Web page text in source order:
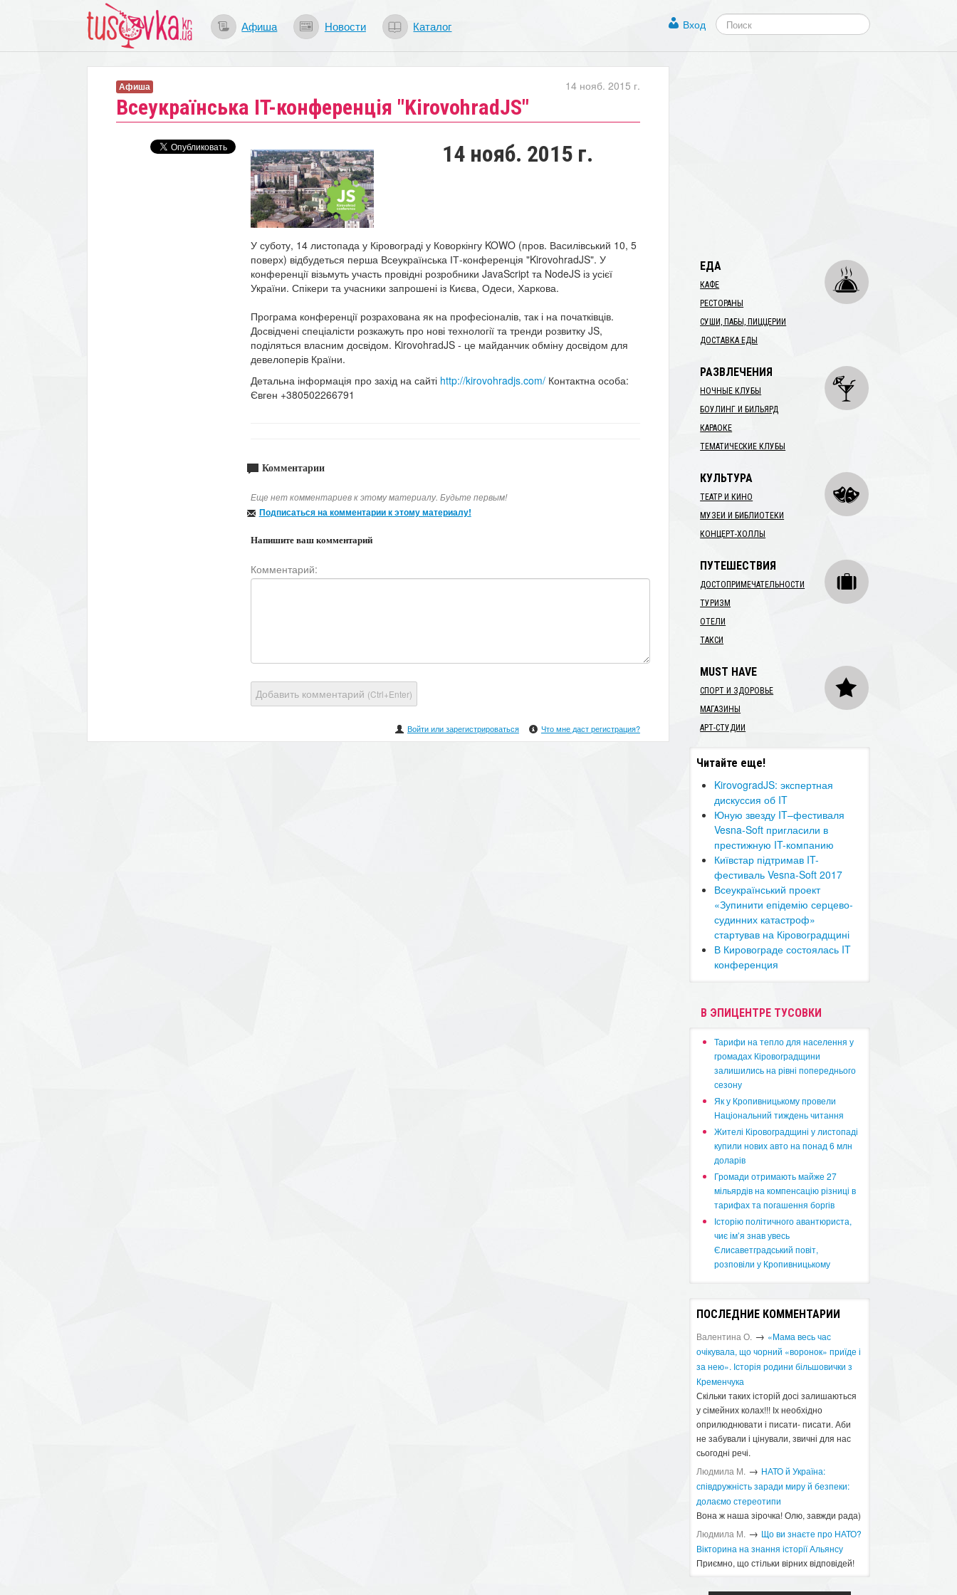
Афиша Новости Каталог Вход
Всеукраїнська IT-конференція "KirovohradJS"
14 нояб. 2015 г.
Афиша
14 нояб. 2015 г.
У суботу, 14 листопада у Кіровограді у Коворкінгу KOWO (пров. Василівський 10, 5
поверх) відбудеться перша Всеукраїнська ІТ-конференція "KirovohradJS". У
конференції візьмуть участь провідні розробники JavaScript та NodeJS із усієї
України. Спікери та учасники запрошені із Києва, Одеси, Харкова.
Програма конференції розрахована як на професіоналів, так і на початківців.
Досвідчені спеціалісти розкажуть про нові технології та тренди розвитку JS,
поділяться власним досвідом. KirovohradJS - це майданчик обміну досвідом для
девелоперів Країни.
Детальна інформація про захід на сайті http://kirovohradjs.com/Контактна особа:
Євген +380502266791
Комментарии
Еще нет комментариев к этому материалу. Будьте первым!
Подписаться на комментарии к этому материалу!
Напишите ваш комментарий
Комментарий:
Добавить комментарий (Ctrl+Enter)
Войти или зарегистрироваться Что мне даст регистрация?
ЕДА
КАФЕ
РЕСТОРАНЫ
СУШИ, ПАБЫ, ПИЦЦЕРИИ
ДОСТАВКА ЕДЫ
РАЗВЛЕЧЕНИЯ
НОЧНЫЕ КЛУБЫ
БОУЛИНГ И БИЛЬЯРД
КАРАОКЕ
ТЕМАТИЧЕСКИЕ КЛУБЫ
КУЛЬТУРА
ТЕАТР И КИНО
МУЗЕИ И БИБЛИОТЕКИ
КОНЦЕРТ-ХОЛЛЫ
ПУТЕШЕСТВИЯ
ДОСТОПРИМЕЧАТЕЛЬНОСТИ
ТУРИЗМ
ОТЕЛИ
ТАКСИ
MUST HAVE
СПОРТ И ЗДОРОВЬЕ
МАГАЗИНЫ
АРТ-СТУДИИ
Читайте еще!
KirovogradJS: экспертная
дискуссия об IT
​Юную звезду IT–фестиваля
Vesna-Soft пригласили в
престижную IT-компанию
​Київстар підтримав IT-
фестиваль Vesna-Soft 2017
Всеукраїнський проект
«Зупинити епідемію серцево-
судинних катастроф»
стартував на Кіровоградщині
В Кировограде состоялась IT
конференция
В ЭПИЦЕНТРЕ ТУСОВКИ
​Тарифи на тепло для населення у
громадах Кіровоградщини
залишились на рівні попереднього
сезону
​Як у Кропивницькому провели
Національний тиждень читання
​Жителі Кіровоградщині у листопаді
купили нових авто на понад 6 млн
доларів
​Громади отримають майже 27
мільярдів на компенсацію різниці в
тарифах та погашення боргів
Історію політичного авантюриста,
чиє ім’я знав увесь
Єлисаветградський повіт,
розповіли у Кропивницькому
ПОСЛЕДНИЕ КОММЕНТАРИИ
Валентина О. → «Мама весь час
очікувала, що чорний «воронок» приїде і
за нею». Історія родини більшовички з
Кременчука
Скільки таких історій досі залишаються
у сімейних колах!!! Іх необхідно
оприлюднювати і писати- писати. Аби
не забували і цінували, звичні для нас
сьогодні речі.
Людмила М. → ​НАТО й Україна:
співдружність заради миру й безпеки:
долаємо стереотипи
Вона ж наша зірочка! Олю, завжди рада)
Людмила М. → Що ви знаєте про НАТО?
Вікторина на знання історії Альянсу ​
Приємно, що стільки вірних відповідей!